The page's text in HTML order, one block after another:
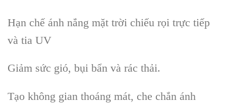
Hạn chế ánh nắng mặt trời chiếu rọi trực tiếp
và tia UV
Giảm sức gió, bụi bẩn và rác thải.
Tạo không gian thoáng mát, che chắn ánh